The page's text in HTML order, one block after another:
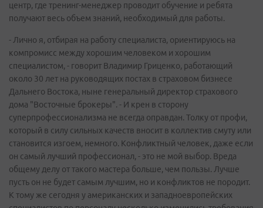
центр, где тренинг-менеджер проводит обучение и ребята
получают весь объем знаний, необходимый для работы.
- Лично я, отбирая на работу специалиста, ориентируюсь на
компромисс между хорошим человеком и хорошим
специалистом, - говорит Владимир Гриценко, работающий
около 30 лет на руководящих постах в страховом бизнесе
Дальнего Востока, ныне генеральный директор страхового
дома "Восточные брокеры". - И крен в сторону
суперпрофессионализма не всегда оправдан. Толку от профи,
который в силу сильных качеств вносит в коллектив смуту или
становится изгоем, немного. Конфликтный человек, даже если
он самый лучший профессионал, - это не мой выбор. Вреда
общему делу от такого мастера больше, чем пользы. Лучше
пусть он не будет самым лучшим, но и конфликтов не породит.
К тому же сегодня у американских и западноевропейских